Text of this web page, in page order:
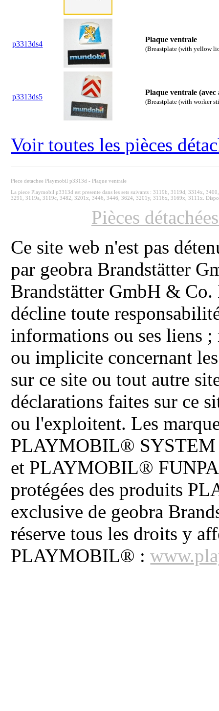
p3313ds4
Plaque ventrale
(Breastplate (with yellow
p3313ds5
Plaque ventrale
(Breastplate (with worker
Voir toutes les pièces
Piece detachee Playmobil p3313d - Plaque ventrale
La piece Playmobil p3313d est presente dans les sets suivants : 3119b, 3119d, 3314x,
3291, 3119a, 3119c, 3482, 3201x, 3446, 3446, 3624, 3201y, 3116x, 3169x, 3111x.
Pièces
Ce site web n'est pas
par geobra Brandstätter
Brandstätter GmbH & Co.
décline toute
informations ou ses liens ;
ou implicite concernant
sur ce site ou tout autre
déclarations faites sur ce
ou l'exploitent. Les
PLAYMOBIL®
et PLAYMOBIL®
protégées des produits
exclusive de geobra
réserve tous les droits y
PLAYMOBIL® :